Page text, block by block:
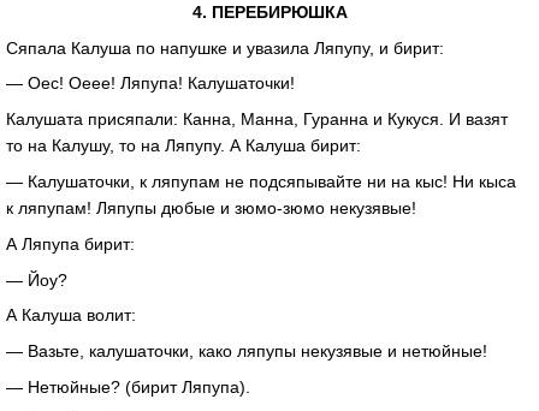
4. ПЕРЕБИРЮШКА
Сяпала Калуша по напушке и увазила Ляпупу, и бирит:
— Оес! Оеее! Ляпупа! Калушаточки!
Калушата присяпали: Канна, Манна, Гуранна и Кукуся. И вазят
то на Калушу, то на Ляпупу. А Калуша бирит:
— Калушаточки, к ляпупам не подсяпывайте ни на кыс! Ни кыса
к ляпупам! Ляпупы дюбые и зюмо-зюмо некузявые!
А Ляпупа бирит:
— Йоу?
А Калуша волит:
— Вазьте, калушаточки, како ляпупы некузявые и нетюйные!
— Нетюйные? (бирит Ляпупа).